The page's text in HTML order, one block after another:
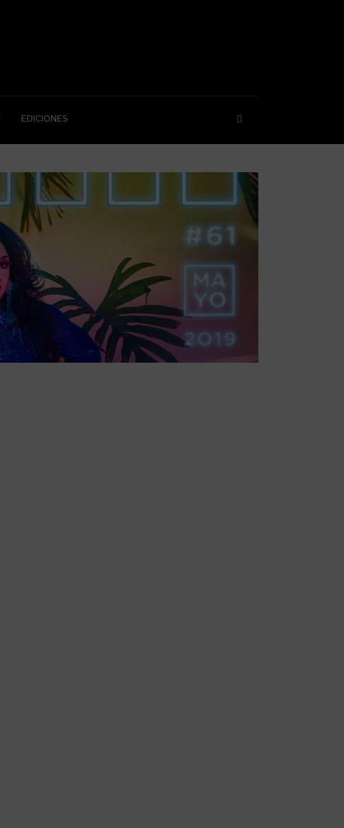
EDICIONES